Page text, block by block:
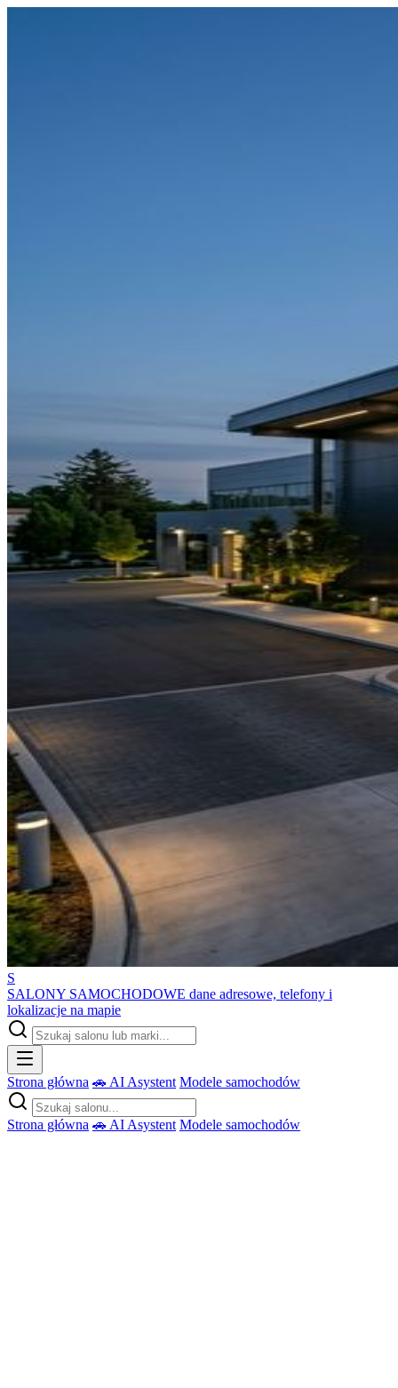
S
SALONY SAMOCHODOWE dane adresowe, telefony i
lokalizacje na mapie
Strona główna 🚗 AI Asystent Modele samochodów
Strona główna 🚗 AI Asystent Modele samochodów